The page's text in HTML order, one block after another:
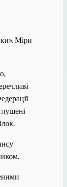
Міри